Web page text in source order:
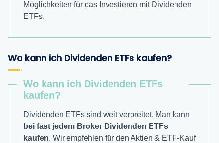
Möglichkeiten für das Investieren mit Dividenden
ETFs.
Wo kann ich Dividenden ETFs kaufen?
Wo kann ich Dividenden ETFs
kaufen?
Dividenden ETFs sind weit verbreitet. Man kann
bei fast jedem Broker Dividenden ETFs
kaufen. Wir empfehlen für den Aktien & ETF-Kauf